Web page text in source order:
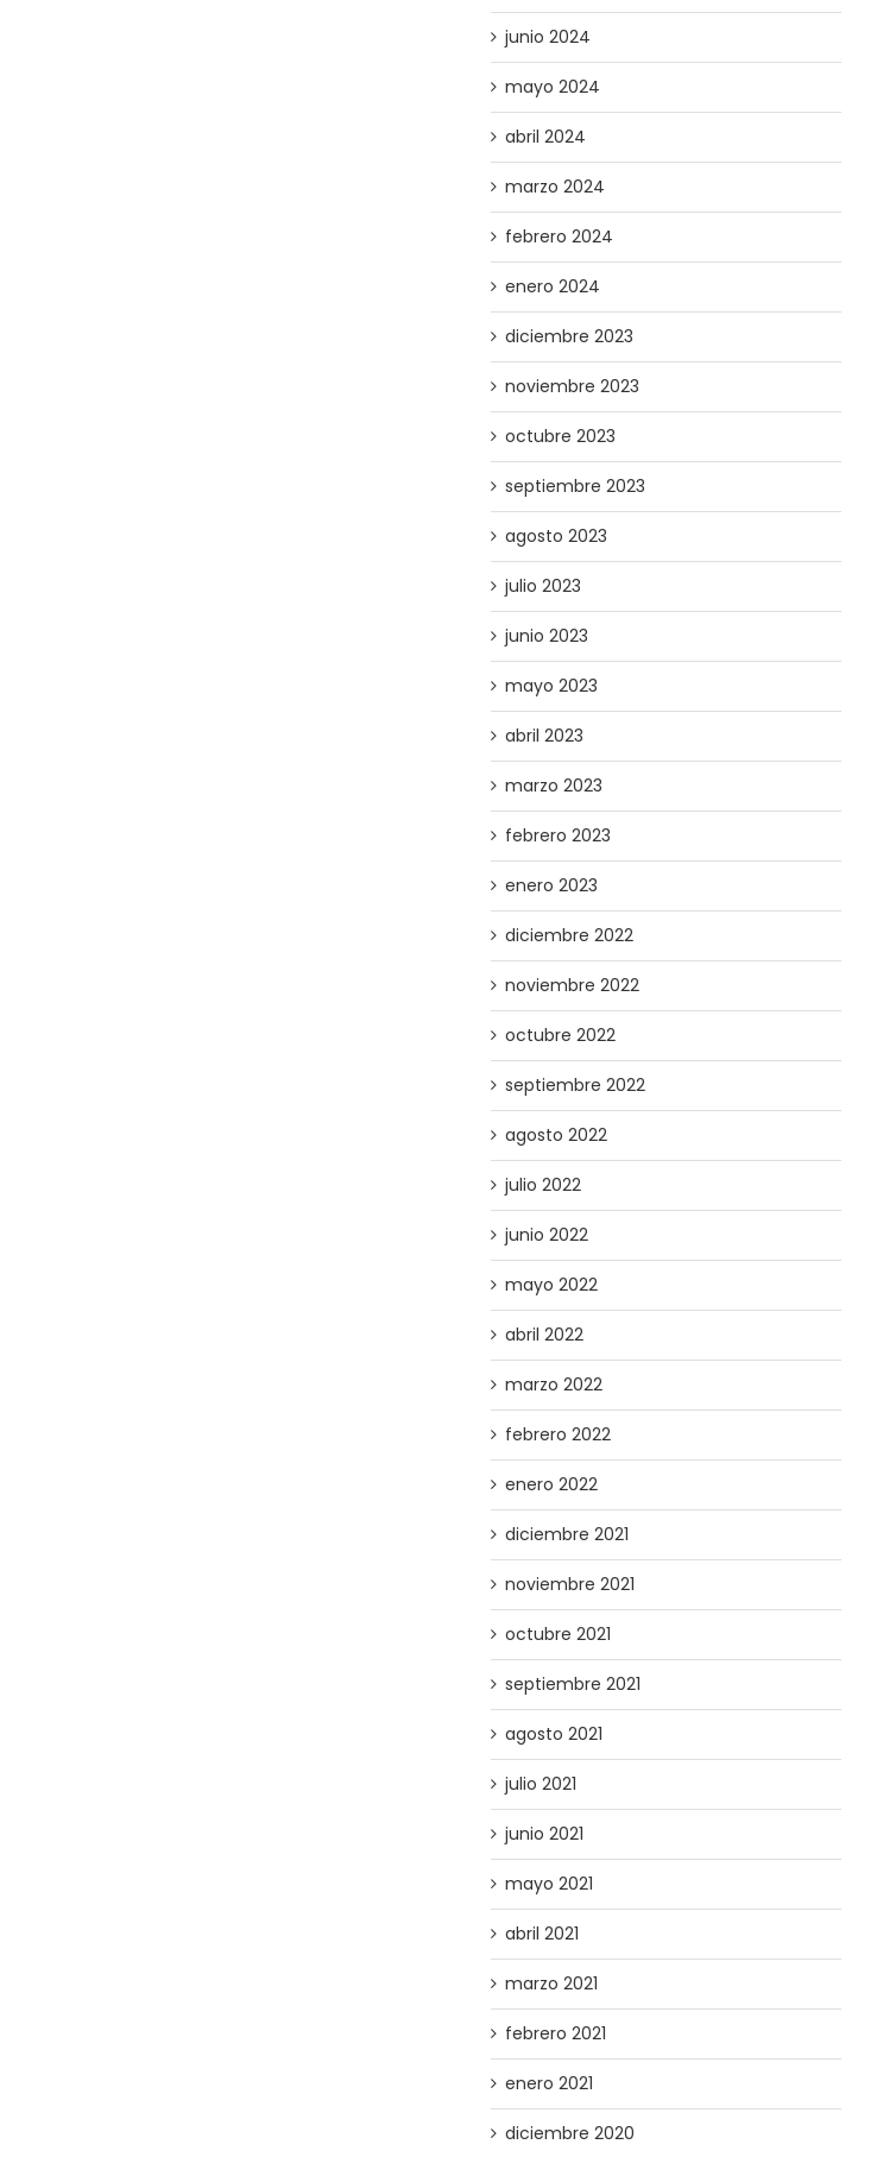
junio 2024
mayo 2024
abril 2024
marzo 2024
febrero 2024
enero 2024
diciembre 2023
noviembre 2023
octubre 2023
septiembre 2023
agosto 2023
julio 2023
junio 2023
mayo 2023
abril 2023
marzo 2023
febrero 2023
enero 2023
diciembre 2022
noviembre 2022
octubre 2022
septiembre 2022
agosto 2022
julio 2022
junio 2022
mayo 2022
abril 2022
marzo 2022
febrero 2022
enero 2022
diciembre 2021
noviembre 2021
octubre 2021
septiembre 2021
agosto 2021
julio 2021
junio 2021
mayo 2021
abril 2021
marzo 2021
febrero 2021
enero 2021
diciembre 2020